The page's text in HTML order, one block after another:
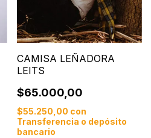
CAMISA LEÑADORA
LEITS
$65.000,00
$55.250,00 con
Transferencia o depósito
bancario